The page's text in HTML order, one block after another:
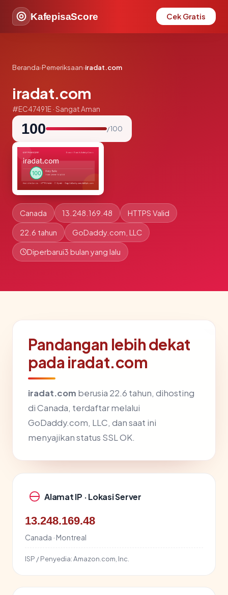
KafepisaScore Cek Gratis
Beranda›Pemeriksaan›iradat.com
iradat.com
#EC47491E · Sangat Aman
100 / 100
Canada 13.248.169.48 HTTPS Valid
22.6 tahun GoDaddy.com, LLC
Diperbarui3 bulan yang lalu
Pandangan lebih dekat
pada iradat.com
iradat.com berusia 22.6 tahun, dihosting
di Canada, terdaftar melalui
GoDaddy.com, LLC, dan saat ini
menyajikan status SSL OK.
Alamat IP · Lokasi Server
13.248.169.48
Canada · Montreal
ISP / Penyedia:Amazon.com, Inc.